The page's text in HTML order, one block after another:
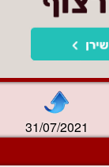
31/07/2021